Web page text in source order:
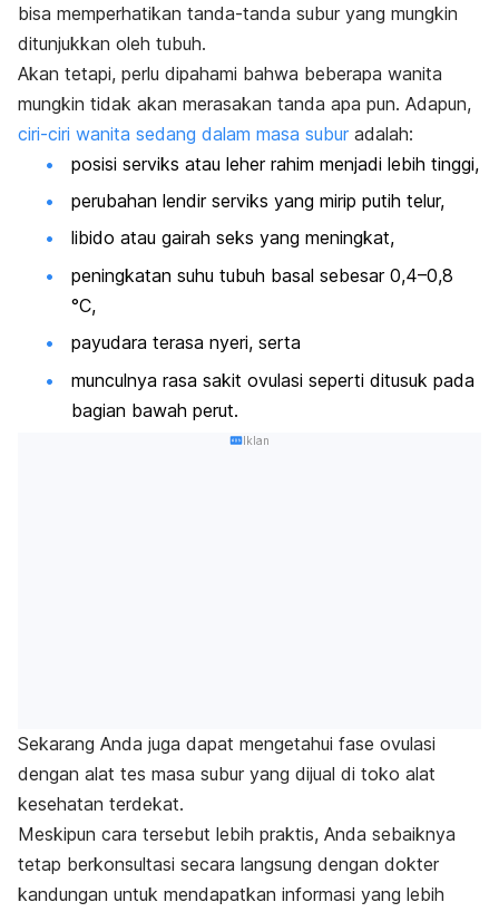
bisa memperhatikan tanda-tanda subur yang mungkin
ditunjukkan oleh tubuh.
Akan tetapi, perlu dipahami bahwa beberapa wanita
mungkin tidak akan merasakan tanda apa pun. Adapun,
ciri-ciri wanita sedang dalam masa subur adalah:
posisi serviks atau leher rahim menjadi lebih tinggi,
perubahan lendir serviks yang mirip putih telur,
libido atau gairah seks yang meningkat,
peningkatan suhu tubuh basal sebesar 0,4–0,8
°C,
payudara terasa nyeri, serta
munculnya rasa sakit ovulasi seperti ditusuk pada
bagian bawah perut.
Iklan
Sekarang Anda juga dapat mengetahui fase ovulasi
dengan alat tes masa subur yang dijual di toko alat
kesehatan terdekat.
Meskipun cara tersebut lebih praktis, Anda sebaiknya
tetap berkonsultasi secara langsung dengan dokter
kandungan untuk mendapatkan informasi yang lebih